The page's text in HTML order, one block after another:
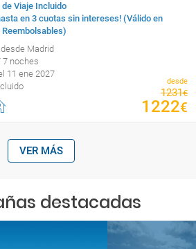
de Viaje Incluido
en 3 cuotas sin intereses! (Válido en
Madrid
7 noches
11 ene 2027
desde
1231€
1222€
VER MÁS
destacadas